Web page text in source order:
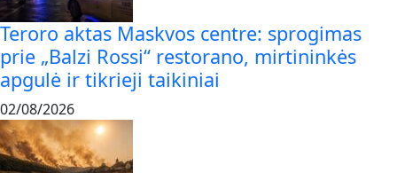
Teroro aktas Maskvos centre: sprogimas
prie „Balzi Rossi“ restorano, mirtininkės
apgulė ir tikrieji taikiniai
02/08/2026